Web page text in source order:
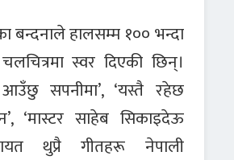
बन्दनाले हालसम्म १०० भन्दा
स्वर दिएकी छिन्।
सपनीमा’, ‘यस्तै रहेछ
‘मास्टर साहेब सिकाइदेऊ
थुप्रै गीतहरू नेपाली